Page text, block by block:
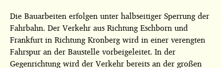
Die Bauarbeiten erfolgen unter halbseitiger Sperrung der
Fahrbahn. Der Verkehr aus Richtung Eschborn und
Frankfurt in Richtung Kronberg wird in einer verengten
Fahrspur an der Baustelle vorbeigeleitet. In der
Gegenrichtung wird der Verkehr bereits an der großen